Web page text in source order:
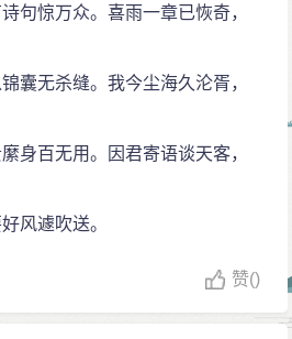
句惊万众。喜雨一章已恢奇，
囊无杀缝。我今尘海久沦胥，
身百无用。因君寄语谈天客，
风遽吹送。
赞()